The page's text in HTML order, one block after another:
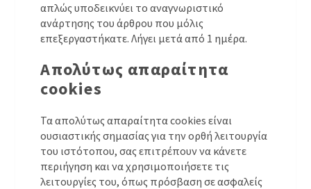
απλώς υποδεικνύει το αναγνωριστικό
ανάρτησης του άρθρου που μόλις
επεξεργαστήκατε. Λήγει μετά από 1 ημέρα.
Απολύτως απαραίτητα
cookies
Τα απολύτως απαραίτητα cookies είναι
ουσιαστικής σημασίας για την ορθή λειτουργία
του ιστότοπου, σας επιτρέπουν να κάνετε
περιήγηση και να χρησιμοποιήσετε τις
λειτουργίες του, όπως πρόσβαση σε ασφαλείς